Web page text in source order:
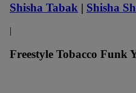
Shisha Tabak | Shisha
|
Freestyle Tobacco Funk